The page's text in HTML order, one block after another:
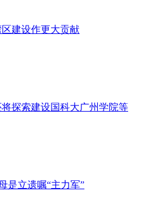
建设作更大贡献
探索建设国科大广州学院等
是立遗嘱“主力军”